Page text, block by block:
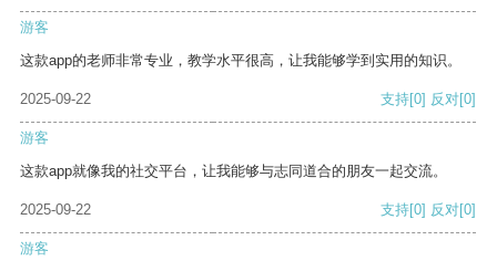
游客
这款app的老师非常专业，教学水平很高，让我能够学到实用的知识。
2025-09-22 支持[0] 反对[0]
游客
这款app就像我的社交平台，让我能够与志同道合的朋友一起交流。
2025-09-22 支持[0] 反对[0]
游客